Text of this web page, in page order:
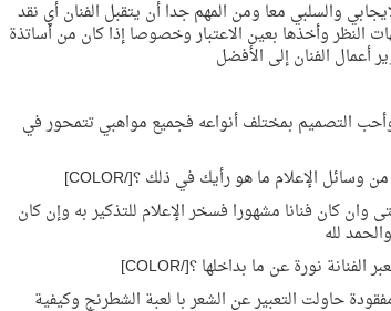
والسلبي معا ومن المهم جدا أن يتقبل الفنان أي نقد
النظر وأخذها بعين الاعتبار وخصوصا إذا كان من أساتذة
الفنان إلى الأفضل
التصميم بمختلف أنواعه فجميع مواهبي تتمحور في
وان كان فنانا مشهورا فسخر الإعلام للتذكير به وإن كان
لله
حاولت التعبير عن الشعر با لعبة الشطرنج وكيفية